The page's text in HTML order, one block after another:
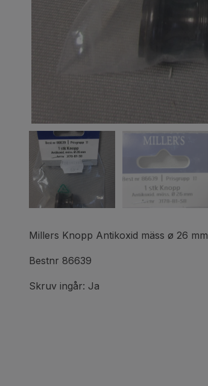
Millers Knopp Antikoxid mäss ø 26 mm
Bestnr 86639
Skruv ingår: Ja